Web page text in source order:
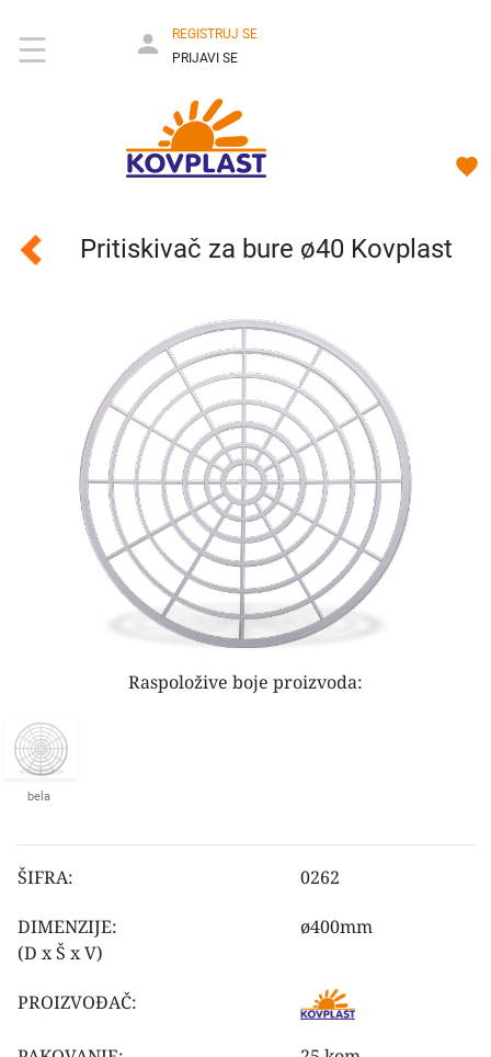
REGISTRUJ SE
PRIJAVI SE
Pritiskivač za bure ø40 Kovplast
Raspoložive boje proizvoda:
bela
ŠIFRA: 0262
DIMENZIJE:
(D x Š x V)
ø400mm
PROIZVOĐAČ: